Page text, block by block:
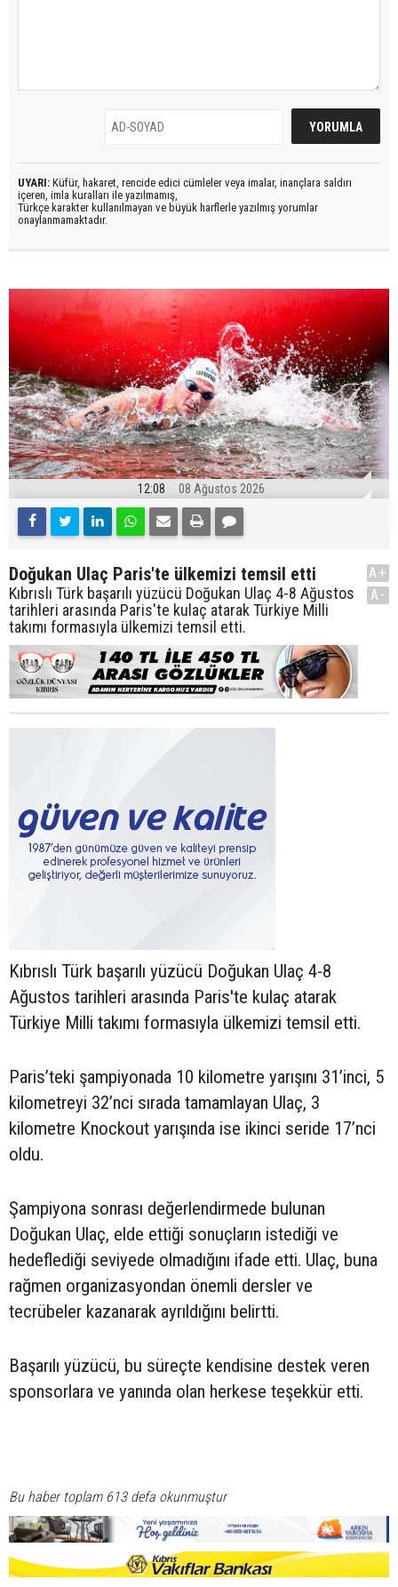
UYARI: Küfür, hakaret, rencide edici cümleler veya imalar, inançlara saldırı
içeren, imla kuralları ile yazılmamış,
Türkçe karakter kullanılmayan ve büyük harflerle yazılmış yorumlar
onaylanmamaktadır.
12:08 08 Ağustos 2026
Doğukan Ulaç Paris'te ülkemizi temsil etti
Kıbrıslı Türk başarılı yüzücü Doğukan Ulaç 4-8 Ağustos
tarihleri arasında Paris'te kulaç atarak Türkiye Milli
takımı formasıyla ülkemizi temsil etti.
A+
A-
Kıbrıslı Türk başarılı yüzücü Doğukan Ulaç 4-8
Ağustos tarihleri arasında Paris'te kulaç atarak
Türkiye Milli takımı formasıyla ülkemizi temsil etti.
Paris’teki şampiyonada 10 kilometre yarışını 31’inci, 5
kilometreyi 32’nci sırada tamamlayan Ulaç, 3
kilometre Knockout yarışında ise ikinci seride 17’nci
oldu.
Şampiyona sonrası değerlendirmede bulunan
Doğukan Ulaç, elde ettiği sonuçların istediği ve
hedeflediği seviyede olmadığını ifade etti. Ulaç, buna
rağmen organizasyondan önemli dersler ve
tecrübeler kazanarak ayrıldığını belirtti.
Başarılı yüzücü, bu süreçte kendisine destek veren
sponsorlara ve yanında olan herkese teşekkür etti.
Bu haber toplam 613 defa okunmuştur